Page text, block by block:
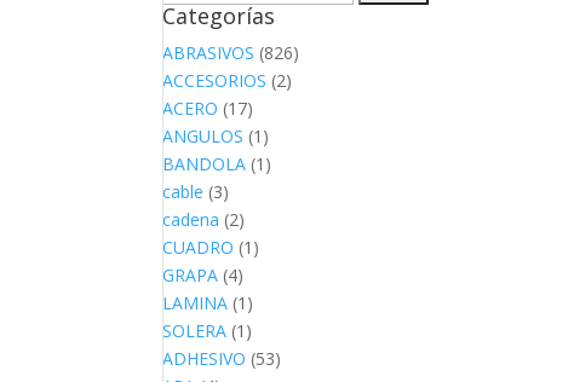
Categorías
ABRASIVOS (826)
ACCESORIOS (2)
ACERO (17)
ANGULOS (1)
BANDOLA (1)
cable (3)
cadena (2)
CUADRO (1)
GRAPA (4)
LAMINA (1)
SOLERA (1)
ADHESIVO (53)